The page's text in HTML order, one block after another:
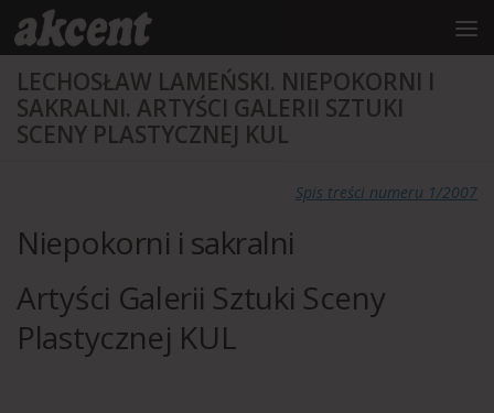
treści
Przejdź do treści
LECHOSŁAW LAMEŃSKI. NIEPOKORNI I
SAKRALNI. ARTYŚCI GALERII SZTUKI
SCENY PLASTYCZNEJ KUL
Spis treści numeru 1/2007
Niepokorni i sakralni
Artyści Galerii Sztuki Sceny
Plastycznej KUL